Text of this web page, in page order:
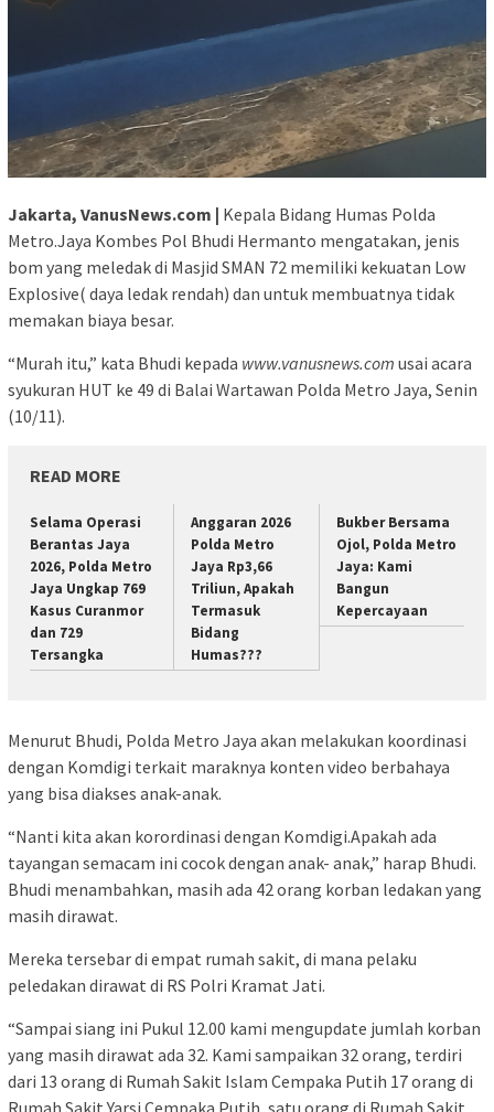
Jakarta, VanusNews.com | Kepala Bidang Humas Polda
Metro.Jaya Kombes Pol Bhudi Hermanto mengatakan, jenis
bom yang meledak di Masjid SMAN 72 memiliki kekuatan Low
Explosive( daya ledak rendah) dan untuk membuatnya tidak
memakan biaya besar.
“Murah itu,” kata Bhudi kepada www.vanusnews.com usai acara
syukuran HUT ke 49 di Balai Wartawan Polda Metro Jaya, Senin
(10/11).
READ MORE
Selama Operasi
Berantas Jaya
2026, Polda Metro
Jaya Ungkap 769
Kasus Curanmor
dan 729
Tersangka
Anggaran 2026
Polda Metro
Jaya Rp3,66
Triliun, Apakah
Termasuk
Bidang
Humas???
Bukber Bersama
Ojol, Polda Metro
Jaya: Kami
Bangun
Kepercayaan
Menurut Bhudi, Polda Metro Jaya akan melakukan koordinasi
dengan Komdigi terkait maraknya konten video berbahaya
yang bisa diakses anak-anak.
“Nanti kita akan korordinasi dengan Komdigi.Apakah ada
tayangan semacam ini cocok dengan anak- anak,” harap Bhudi.
Bhudi menambahkan, masih ada 42 orang korban ledakan yang
masih dirawat.
Mereka tersebar di empat rumah sakit, di mana pelaku
peledakan dirawat di RS Polri Kramat Jati.
“Sampai siang ini Pukul 12.00 kami mengupdate jumlah korban
yang masih dirawat ada 32. Kami sampaikan 32 orang, terdiri
dari 13 orang di Rumah Sakit Islam Cempaka Putih 17 orang di
Rumah Sakit Yarsi Cempaka Putih, satu orang di Rumah Sakit